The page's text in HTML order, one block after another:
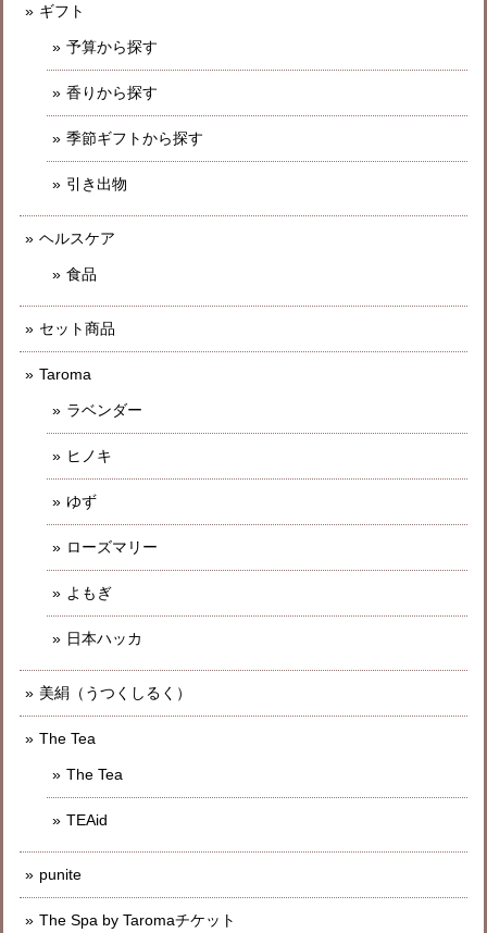
ギフト
予算から探す
香りから探す
季節ギフトから探す
引き出物
ヘルスケア
食品
セット商品
Taroma
ラベンダー
ヒノキ
ゆず
ローズマリー
よもぎ
日本ハッカ
美絹（うつくしるく）
The Tea
The Tea
TEAid
punite
The Spa by Taromaチケット